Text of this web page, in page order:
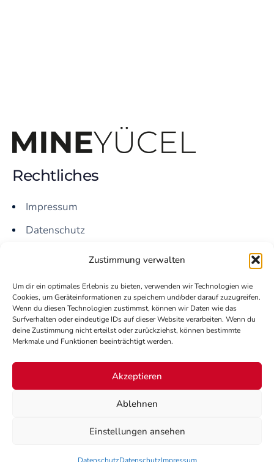
Zustimmung verwalten
Um dir ein optimales Erlebnis zu bieten, verwenden wir Technologien wie
Cookies, um Geräteinformationen zu speichern und/oder darauf zuzugreifen.
Wenn du diesen Technologien zustimmst, können wir Daten wie das
Surfverhalten oder eindeutige IDs auf dieser Website verarbeiten. Wenn du
deine Zustimmung nicht erteilst oder zurückziehst, können bestimmte
Merkmale und Funktionen beeinträchtigt werden.
Akzeptieren
Ablehnen
Einstellungen ansehen
Rechtliches
Impressum
Datenschutz
info@mineyuecel.com
+49 15679610595